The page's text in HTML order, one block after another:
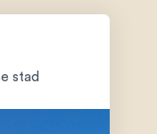
stad